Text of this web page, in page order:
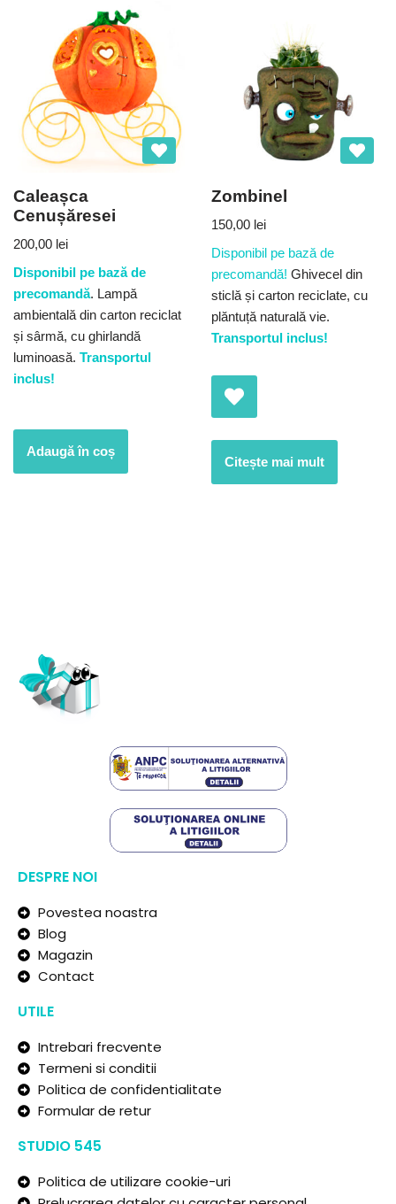
Caleașca
Cenușăresei
200,00 lei
Disponibil pe bază de
precomandă. Lampă
ambientală din carton reciclat
și sârmă, cu ghirlandă
luminoasă. Transportul
inclus!
Adaugă în coș
Zombinel
150,00 lei
Disponibil pe bază de
precomandă! Ghivecel din
sticlă și carton reciclate, cu
plăntuță naturală vie.
Transportul inclus!
Citește mai mult
DESPRE NOI
Povestea noastra
Blog
Magazin
Contact
UTILE
Intrebari frecvente
Termeni si conditii
Politica de confidentialitate
Formular de retur
STUDIO 545
Politica de utilizare cookie-uri